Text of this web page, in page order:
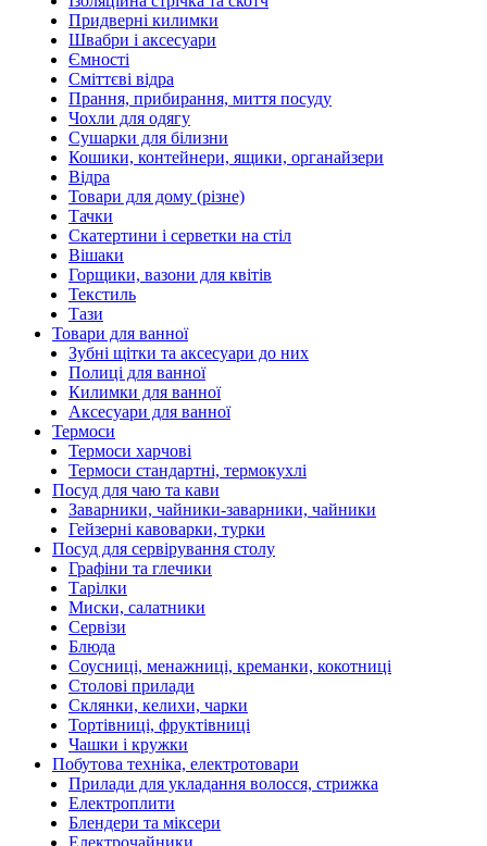
Придверні килимки
Швабри і аксесуари
Ємності
Сміттєві відра
Прання, прибирання, миття посуду
Чохли для одягу
Сушарки для білизни
Кошики, контейнери, ящики, органайзери
Відра
Товари для дому (різне)
Тачки
Скатертини і серветки на стіл
Вішаки
Горщики, вазони для квітів
Текстиль
Тази
Товари для ванної
Зубні щітки та аксесуари до них
Полиці для ванної
Килимки для ванної
Аксесуари для ванної
Термоси
Термоси харчові
Термоси стандартні, термокухлі
Посуд для чаю та кави
Заварники, чайники-заварники, чайники
Гейзерні кавоварки, турки
Посуд для сервірування столу
Графіни та глечики
Тарілки
Миски, салатники
Сервізи
Блюда
Соусниці, менажниці, креманки, кокотниці
Столові прилади
Склянки, келихи, чарки
Тортівниці, фруктівниці
Чашки і кружки
Побутова техніка, електротовари
Прилади для укладання волосся, стрижка
Електроплити
Блендери та міксери
Електрочайники